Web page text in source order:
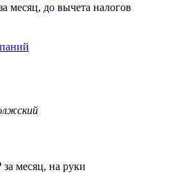
месяц, до вычета налогов
за месяц, на руки